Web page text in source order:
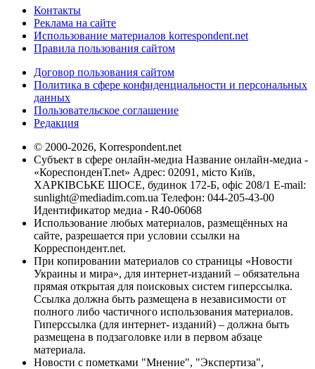
Контакты
Реклама на сайте
Использование материалов korrespondent.net
Правила пользования сайтом
Договор пользования сайтом
Политика в сфере конфиденциальности и персональных
данных
Пользовательское соглашение
Редакция
© 2000-2026, Korrespondent.net
Субъект в сфере онлайн-медиа Название онлайн-медиа -
«КореспонденТ.net» Адрес: 02091, місто Київ,
ХАРКІВСЬКЕ ШОСЕ, будинок 172-Б, офіс 208/1 E-mail:
sunlight@mediadim.com.ua Телефон: 044-205-43-00
Идентификатор медиа - R40-06068
Использование любых материалов, размещённых на
сайте, разрешается при условии ссылки на
Корреспондент.net.
При копировании материалов со страницы «Новости
Украины и мира», для интернет-изданий – обязательна
прямая открытая для поисковых систем гиперссылка.
Ссылка должна быть размещена в независимости от
полного либо частичного использования материалов.
Гиперссылка (для интернет- изданий) – должна быть
размещена в подзаголовке или в первом абзаце
материала.
Новости с пометками "Мнение", "Экспертиза",